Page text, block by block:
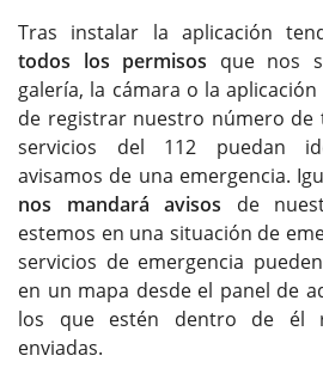
Tras instalar la aplicación
todos los permisos que nos
galería, la cámara o la
de registrar nuestro número de
servicios del 112 puedan
avisamos de una emergencia.
nos mandará avisos de
estemos en una situación de
servicios de emergencia
en un mapa desde el panel de
los que estén dentro de él
enviadas.